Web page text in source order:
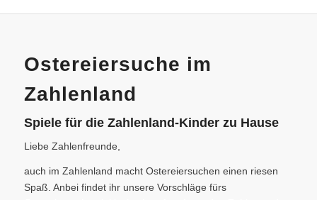
Ostereiersuche im
Zahlenland
Spiele für die Zahlenland-Kinder zu Hause
Liebe Zahlenfreunde,
auch im Zahlenland macht Ostereiersuchen einen riesen
Spaß. Anbei findet ihr unsere Vorschläge fürs